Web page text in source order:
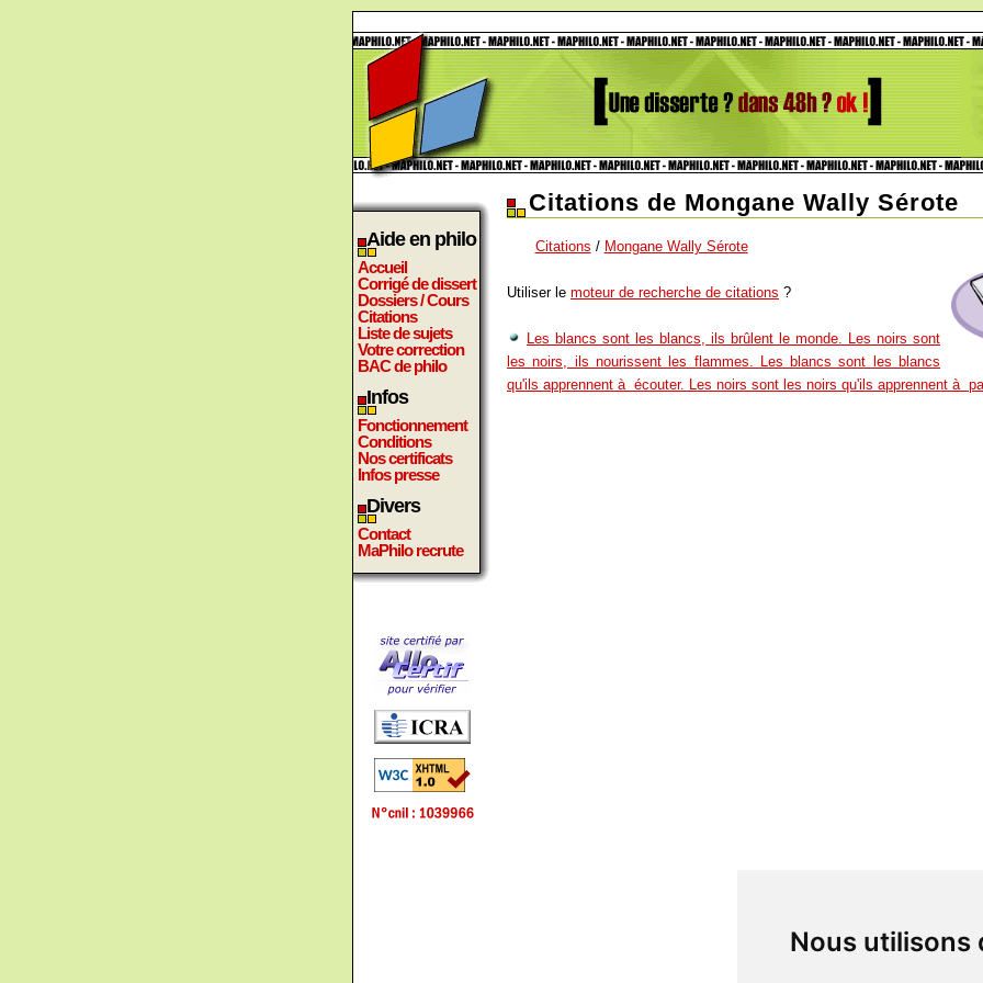
Nous utilisons
Aide en philo
Accueil
Corrigé de dissert
Dossiers / Cours
Citations
Liste de sujets
Votre correction
BAC de philo
Infos
Fonctionnement
Conditions
Nos certificats
Infos presse
Divers
Contact
MaPhilo recrute
Citations de Mongane Wally Sérote
Citations / Mongane Wally Sérote
Utiliser le moteur de recherche de citations ?
Les blancs sont les blancs, ils brûlent le monde. Les noirs sont
les noirs, ils nourissent les flammes. Les blancs sont les blancs
qu'ils apprennent à écouter. Les noirs sont les noirs qu'ils apprennent à